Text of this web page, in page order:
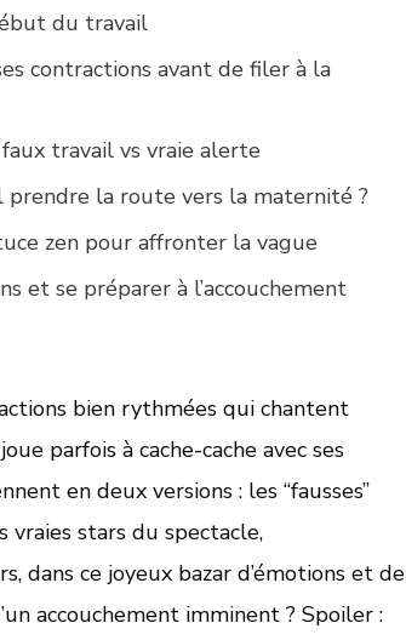
du travail
contractions avant de filer à la
travail vs vraie alerte
prendre la route vers la maternité ?
zen pour affronter la vague
et se préparer à l’accouchement
bien rythmées qui chantent
parfois à cache-cache avec ses
en deux versions : les “fausses”
vraies stars du spectacle,
dans ce joyeux bazar d’émotions et de
accouchement imminent ? Spoiler :